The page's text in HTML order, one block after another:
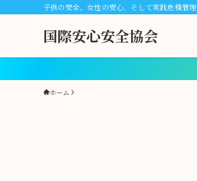
子供の安全、女性の安心、そして実践危機管理
国際安心安全協会
ホーム